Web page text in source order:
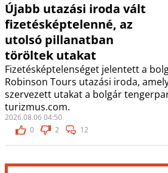
Újabb utazási iroda vált
fizetésképtelenné, az
utolsó pillanatban
töröltek utakat
Fizetésképtelenséget jelentett a
Robinson Tours utazási iroda,
szervezett utakat a bolgár
turizmus.com.
2026.08.06 04:50
0
2 12